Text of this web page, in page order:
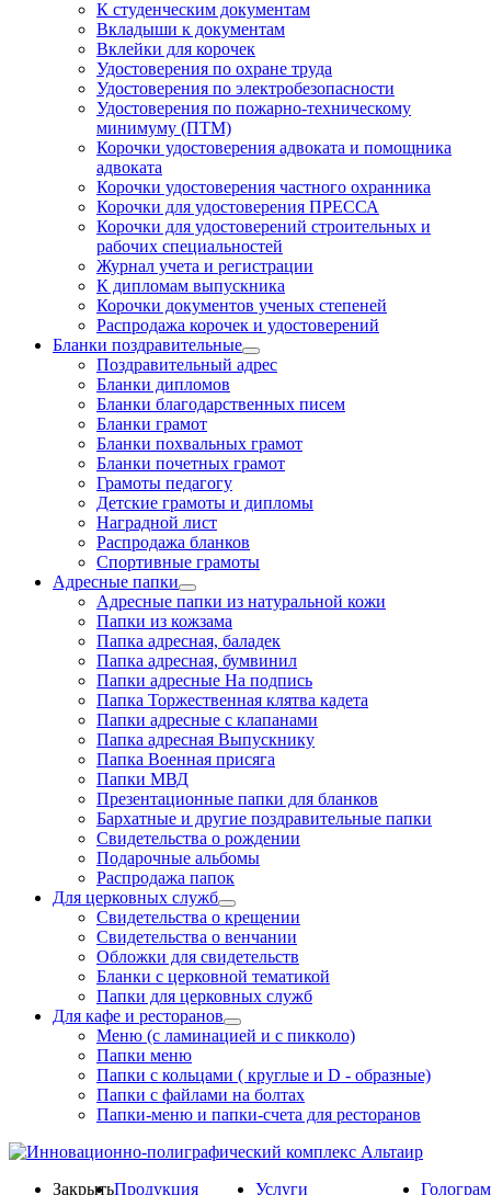
К студенческим документам
Вкладыши к документам
Вклейки для корочек
Удостоверения по охране труда
Удостоверения по электробезопасности
Удостоверения по пожарно-техническому
минимуму (ПТМ)
Корочки удостоверения адвоката и помощника
адвоката
Корочки удостоверения частного охранника
Корочки для удостоверения ПРЕССА
Корочки для удостоверений строительных и
рабочих специальностей
Журнал учета и регистрации
К дипломам выпускника
Корочки документов ученых степеней
Распродажа корочек и удостоверений
Бланки поздравительные
Поздравительный адрес
Бланки дипломов
Бланки благодарственных писем
Бланки грамот
Бланки похвальных грамот
Бланки почетных грамот
Грамоты педагогу
Детские грамоты и дипломы
Наградной лист
Распродажа бланков
Спортивные грамоты
Адресные папки
Адресные папки из натуральной кожи
Папки из кожзама
Папка адресная, баладек
Папка адресная, бумвинил
Папки адресные На подпись
Папка Торжественная клятва кадета
Папки адресные с клапанами
Папка адресная Выпускнику
Папка Военная присяга
Папки МВД
Презентационные папки для бланков
Бархатные и другие поздравительные папки
Свидетельства о рождении
Подарочные альбомы
Распродажа папок
Для церковных служб
Свидетельства о крещении
Свидетельства о венчании
Обложки для свидетельств
Бланки с церковной тематикой
Папки для церковных служб
Для кафе и ресторанов
Меню (с ламинацией и с пикколо)
Папки меню
Папки с кольцами ( круглые и D - образные)
Папки с файлами на болтах
Папки-меню и папки-счета для ресторанов
ЗакрытьПродукция
Услуги